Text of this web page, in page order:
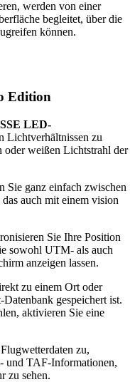
werden von einer
begleitet, über die
können.
Edition
LED-
Lichtverhältnissen zu
oder weißen Lichtstrahl der
Sie ganz einfach zwischen
auch mit einem vision
Sie Ihre Position
sowohl UTM- als auch
anzeigen lassen.
zu einem Ort oder
gespeichert ist.
aktivieren Sie eine
zu,
TAF-Informationen,
zu sehen.